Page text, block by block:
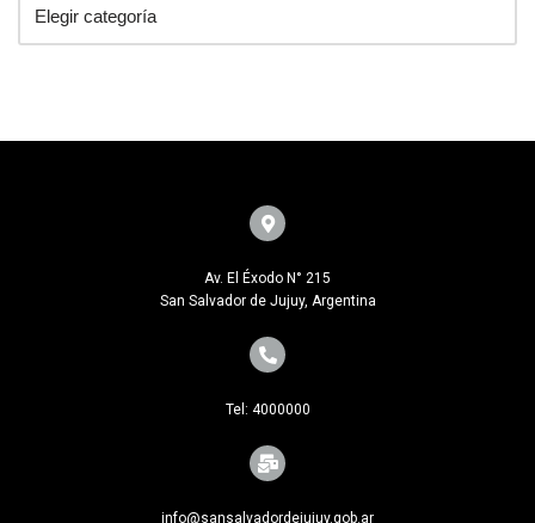
Av. El Éxodo N° 215
San Salvador de Jujuy, Argentina
Tel: 4000000
info@sansalvadordejujuy.gob.ar